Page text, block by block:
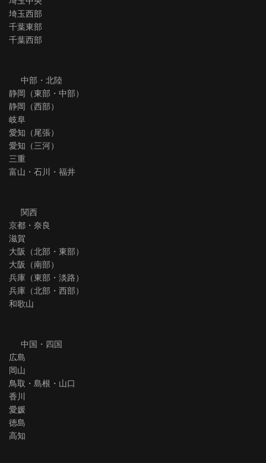
埼玉西部
千葉東部
千葉西部
中部・北陸
静岡（東部・中部）
静岡（西部）
岐阜
愛知（尾張）
愛知（三河）
三重
富山・石川・福井
関西
京都・奈良
滋賀
大阪（北部・東部）
大阪（南部）
兵庫（東部・淡路）
兵庫（北部・西部）
和歌山
中国・四国
広島
岡山
鳥取・島根・山口
香川
愛媛
徳島
高知